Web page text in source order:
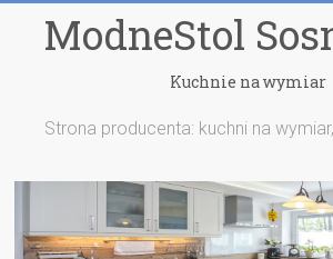
ModneStol
Kuchnie na wymiar
Strona producenta: kuchni na